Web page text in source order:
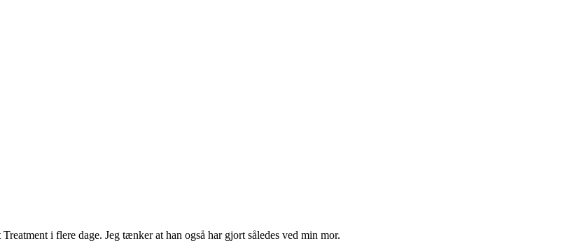
i flere dage. Jeg tænker at han også har gjort således ved min mor.